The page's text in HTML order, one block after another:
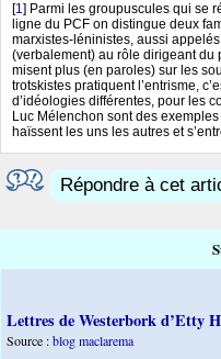
[1] Parmi les groupuscules qui se
ligne du PCF on distingue deux
marxistes-léninistes, aussi
(verbalement) au rôle dirigeant du
misent plus (en paroles) sur les
trotskistes pratiquent l’entrisme,
d’idéologies différentes, pour les
Luc Mélenchon sont des
haïssent les uns les autres et
Répondre à cet
Lettres de Westerbork d’Etty
Source :blog maclarema